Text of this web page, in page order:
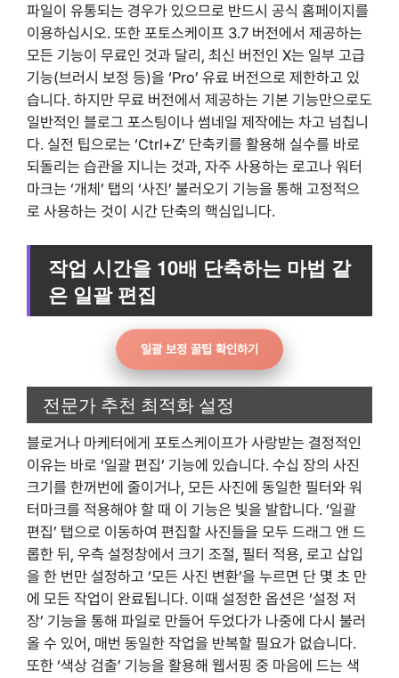
파일이 유통되는 경우가 있으므로 반드시 공식 홈페이지를
이용하십시오. 또한 포토스케이프 3.7 버전에서 제공하는
모든 기능이 무료인 것과 달리, 최신 버전인 X는 일부 고급
기능(브러시 보정 등)을 ‘Pro’ 유료 버전으로 제한하고 있
습니다. 하지만 무료 버전에서 제공하는 기본 기능만으로도
일반적인 블로그 포스팅이나 썸네일 제작에는 차고 넘칩니
다. 실전 팁으로는 ‘Ctrl+Z’ 단축키를 활용해 실수를 바로
되돌리는 습관을 지니는 것과, 자주 사용하는 로고나 워터
마크는 ‘개체’ 탭의 ‘사진’ 불러오기 기능을 통해 고정적으
로 사용하는 것이 시간 단축의 핵심입니다.
작업 시간을 10배 단축하는 마법 같
은 일괄 편집
일괄 보정 꿀팁 확인하기
전문가 추천 최적화 설정
블로거나 마케터에게 포토스케이프가 사랑받는 결정적인
이유는 바로 ‘일괄 편집’ 기능에 있습니다. 수십 장의 사진
크기를 한꺼번에 줄이거나, 모든 사진에 동일한 필터와 워
터마크를 적용해야 할 때 이 기능은 빛을 발합니다. ‘일괄
편집’ 탭으로 이동하여 편집할 사진들을 모두 드래그 앤 드
롭한 뒤, 우측 설정창에서 크기 조절, 필터 적용, 로고 삽입
을 한 번만 설정하고 ‘모든 사진 변환’을 누르면 단 몇 초 만
에 모든 작업이 완료됩니다. 이때 설정한 옵션은 ‘설정 저
장’ 기능을 통해 파일로 만들어 두었다가 나중에 다시 불러
올 수 있어, 매번 동일한 작업을 반복할 필요가 없습니다.
또한 ‘색상 검출’ 기능을 활용해 웹서핑 중 마음에 드는 색